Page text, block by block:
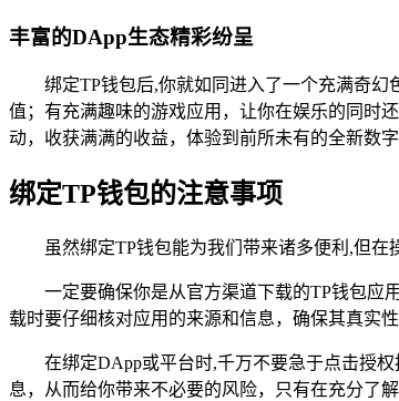
丰富的DApp生态精彩纷呈
绑定TP钱包后,你就如同进入了一个充满奇
值；有充满趣味的游戏应用，让你在娱乐的同时
动，收获满满的收益，体验到前所未有的全新数字
绑定TP钱包的注意事项
虽然绑定TP钱包能为我们带来诸多便利,但
一定要确保你是从官方渠道下载的TP钱包应
载时要仔细核对应用的来源和信息，确保其真实性
在绑定DApp或平台时,千万不要急于点击授
息，从而给你带来不必要的风险，只有在充分了